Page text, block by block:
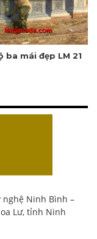
ba mái đẹp LM 21
Ninh Bình –
Lư, tỉnh Ninh